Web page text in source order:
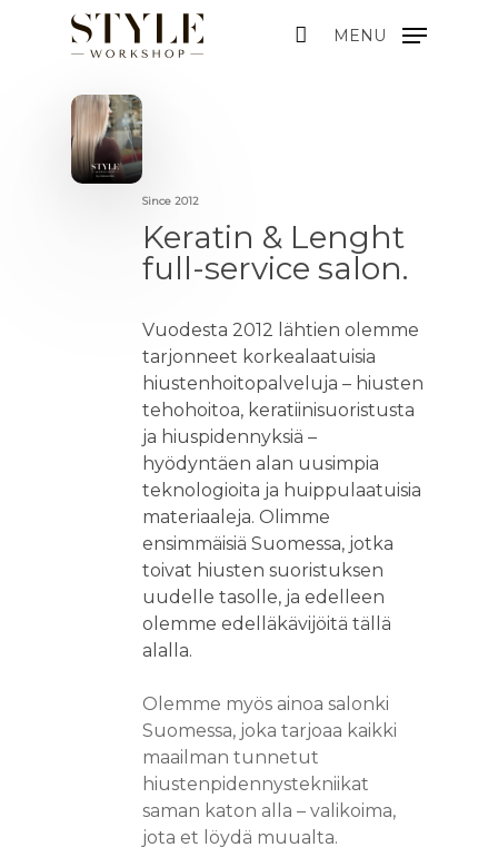
MENU
Since 2012
Keratin & Lenght
full-service salon.
Vuodesta 2012 lähtien olemme
tarjonneet korkealaatuisia
hiustenhoitopalveluja – hiusten
tehohoitoa, keratiinisuoristusta
ja hiuspidennyksiä –
hyödyntäen alan uusimpia
teknologioita ja huippulaatuisia
materiaaleja. Olimme
ensimmäisiä Suomessa, jotka
toivat hiusten suoristuksen
uudelle tasolle, ja edelleen
olemme edelläkävijöitä tällä
alalla.
Olemme myös ainoa salonki
Suomessa, joka tarjoaa kaikki
maailman tunnetut
hiustenpidennystekniikat
saman katon alla – valikoima,
jota et löydä muualta.